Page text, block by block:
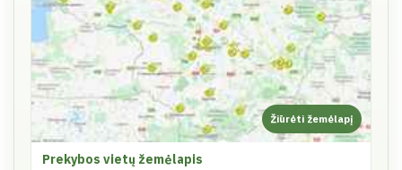
Prekybos vietų žemėlapis